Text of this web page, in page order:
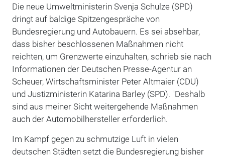
Die neue Umweltministerin Svenja Schulze (SPD)
dringt auf baldige Spitzengespräche von
Bundesregierung und Autobauern. Es sei absehbar,
dass bisher beschlossenen Maßnahmen nicht
reichten, um Grenzwerte einzuhalten, schrieb sie nach
Informationen der Deutschen Presse-Agentur an
Scheuer, Wirtschaftsminister Peter Altmaier (CDU)
und Justizministerin Katarina Barley (SPD). "Deshalb
sind aus meiner Sicht weitergehende Maßnahmen
auch der Automobilhersteller erforderlich."
Im Kampf gegen zu schmutzige Luft in vielen
deutschen Städten setzt die Bundesregierung bisher